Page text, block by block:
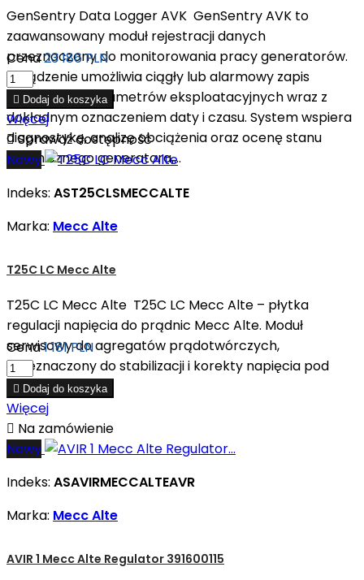
GenSentry Data Logger AVK GenSentry AVK to
zaawansowany moduł rejestracji danych
przeznaczony do monitorowania pracy generatorów.
Urządzenie umożliwia ciągły lub alarmowy zapis
kluczowych parametrów eksploatacyjnych wraz z
dokładnym oznaczeniem daty i czasu. System wspiera
diagnostykę, analizę obciążenia oraz ocenę stanu
technicznego generatora,...
Cena23 186 PLN
 Dodaj do koszyka
Więcej
Sprawdź dostępność
Nowy
Indeks: AST25CLSMECCALTE
Marka: Mecc Alte
T25C LC Mecc Alte
T25C LC Mecc Alte T25C LC Mecc Alte – płytka
regulacji napięcia do prądnic Mecc Alte. Moduł
serwisowy do agregatów prądotwórczych,
przeznaczony do stabilizacji i korekty napięcia pod
obciążeniem.
Cena1 181 PLN
 Dodaj do koszyka
Więcej
 Na zamówienie
Nowy
Indeks: ASAVIRMECCALTEAVR
Marka: Mecc Alte
AVIR 1 Mecc Alte Regulator 391600115